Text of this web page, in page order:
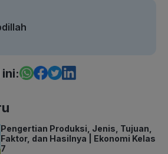
Pengertian Produksi, Jenis, Tujuan,
Faktor, dan Hasilnya | Ekonomi Kelas
7